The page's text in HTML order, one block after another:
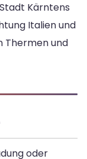
Kärntens
Italien und
Thermen und
oder